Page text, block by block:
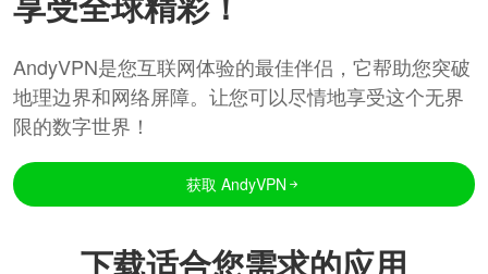
AndyVPN是您互联网体验的最佳伴侣，它帮助您突破
地理边界和网络屏障。让您可以尽情地享受这个无界
限的数字世界！
获取 AndyVPN
下载适合您需求的应用